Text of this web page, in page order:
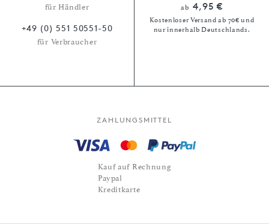
für Händler
+49 (0) 551 50551-50
für Verbraucher
ab 4,95 €
Kostenloser Versand ab 70€ und
nur innerhalb Deutschlands.
ZAHLUNGSMITTEL
Kauf auf Rechnung
Paypal
Kreditkarte